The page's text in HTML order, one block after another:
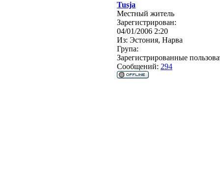
Tusja
Местный житель
Зарегистрирован:
04/01/2006 2:20
Из: Эстония, Нарва
Група:
Зарегистрированные
Сообщений: 294